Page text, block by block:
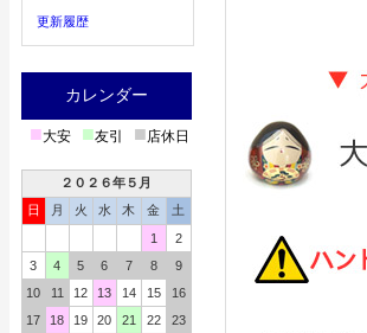
更新履歴
カレンダー
■大安 ■友引 ■店休日
２０２６年５月
日
月 火 水 木 金
土
1
2
3
4 5 6 7 8
9
10
11 12 13 14 15
16
17
18 19 20 21 22
23